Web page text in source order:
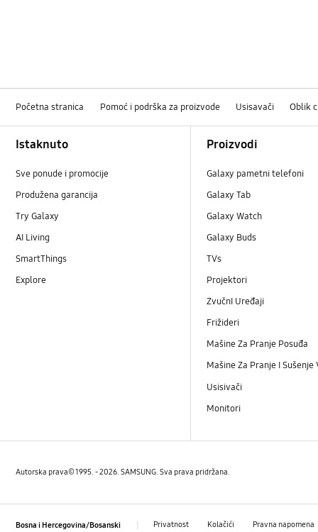
Početna stranica Pomoć i podrška za proizvode Usisavači Oblik
Istaknuto
Sve ponude i promocije
Produžena garancija
Try Galaxy
AI Living
SmartThings
Explore
Proizvodi
Galaxy pametni telefoni
Galaxy Tab
Galaxy Watch
Galaxy Buds
TVs
Projektori
ZvučnI Uređaji
Frižideri
Mašine Za Pranje Posuđa
Mašine Za Pranje I Sušenje
Usisivači
Monitori
Autorska prava© 1995. - 2026. SAMSUNG. Sva prava pridržana.
Bosna i Hercegovina/Bosanski Privatnost Kolačići Pravna napomena